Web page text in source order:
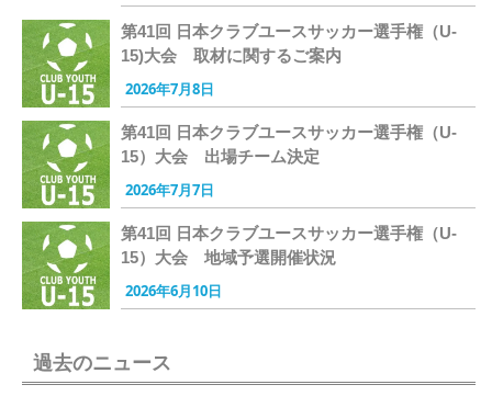
第41回 日本クラブユースサッカー選手権（U-
15)大会 取材に関するご案内
2026年7月8日
第41回 日本クラブユースサッカー選手権（U-
15）大会 出場チーム決定
2026年7月7日
第41回 日本クラブユースサッカー選手権（U-
15）大会 地域予選開催状況
2026年6月10日
過去のニュース